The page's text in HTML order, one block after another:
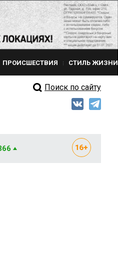
ПРОИСШЕСТВИЯ СТИЛЬ ЖИЗНИ
Поиск по сайту